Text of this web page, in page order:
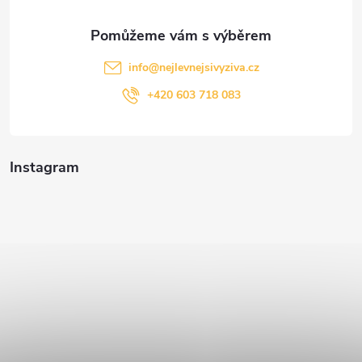
Instagram
info@nejlevnejsivyziva.cz
+420 603 718 083